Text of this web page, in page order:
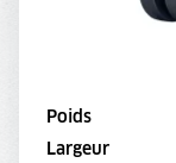
Poids
Largeur